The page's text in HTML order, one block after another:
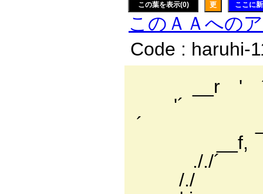
この葉を表示(0) 更 ここに
このＡＡへの
Code : haruhi-
__r ' ´￣
'´
´ _
__f, '
././
/./